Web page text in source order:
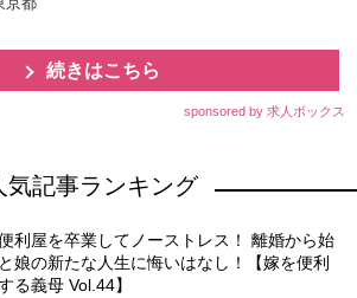
続きはこちら
sponsored by 求人ボックス
気記事ランキング
利屋を卒業してノーストレス！ 離婚から始
娘の新たな人生に悔いはなし！【嫁を便利
る義母 Vol.44】